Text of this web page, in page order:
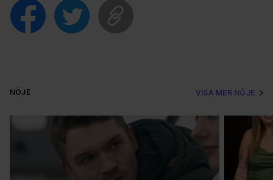
NÖJE VISA MER NÖJE